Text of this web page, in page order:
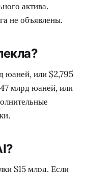
актива.
не объявлены.
юаней, или $2,795
млрд юаней, или
$15 млрд. Если